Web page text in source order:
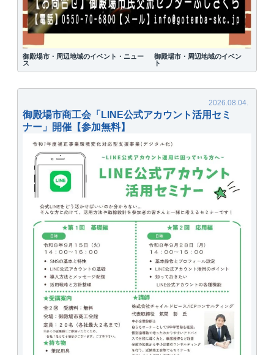
御殿場市・周辺地域のイベント・ニュー
ス
御殿場市・周辺地域のイベン
ト
御殿場市商工会「LINE公式アカウント活用セミ
ナー」開催【参加無料】